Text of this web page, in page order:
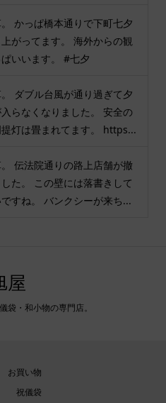
かっぱ橋本通りで下町七夕
がってます。 海外からの観
いいます。 #七夕
ダブル台風が通り過ぎて夕
らなくなりました。 安全の
灯は畳まれてます。 https...
伝法院通りの路上店舗が撤
た。 この壁には落書きして
すね。 バンクシーが来ち...
屋
袋・和小物の専門店。
お買い物
祝儀袋